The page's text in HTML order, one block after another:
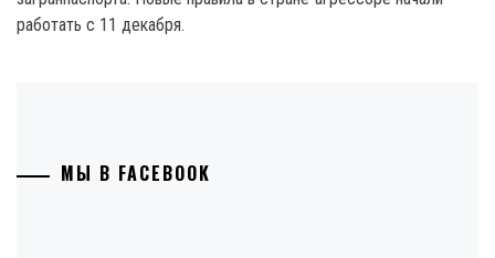
работать с 11 декабря.
МЫ В FACEBOOK